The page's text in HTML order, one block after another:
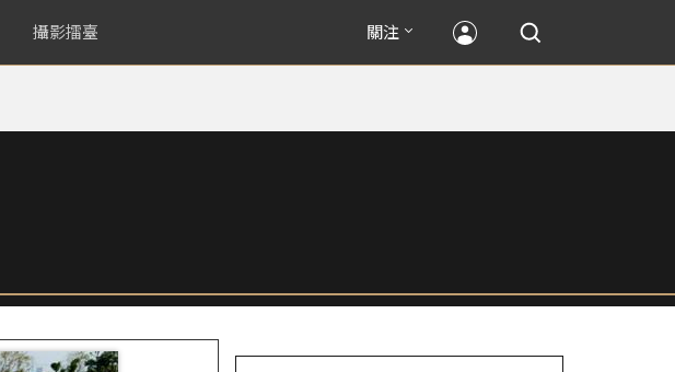
攝影擂臺 關注